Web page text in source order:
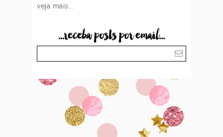
veja mais...
...receba posts por email...